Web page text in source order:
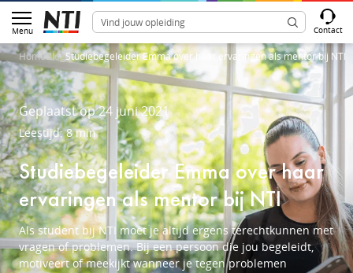
Menu Contact
HomeBlogStudiebegeleider Emma over haar ervaringen als mentor bij NTI
Geplaatst op 24 juni 2021
Leestijd: 8 min
Studiebegeleider Emma over haar
ervaringen als mentor bij NTI
Als student bij NTI moet je altijd ergens terechtkunnen met
vragen of problemen. Bij een persoon die jou begeleidt,
motiveert of meekijkt wanneer je tegen problemen